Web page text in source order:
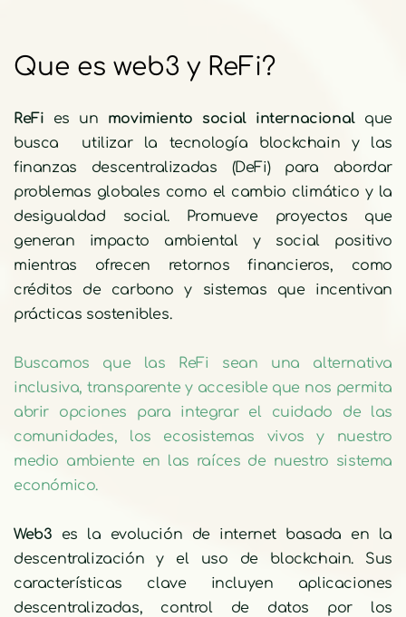
Que es web3 y ReFi?
ReFi es un movimiento social internacional que
busca  utilizar la tecnología blockchain y las
finanzas descentralizadas (DeFi) para abordar
problemas globales como el cambio climático y la
desigualdad social. Promueve proyectos que
generan impacto ambiental y social positivo
mientras ofrecen retornos financieros, como
créditos de carbono y sistemas que incentivan
prácticas sostenibles.
Buscamos que las ReFi sean una alternativa
inclusiva, transparente y accesible que nos permita
abrir opciones para integrar el cuidado de las
comunidades, los ecosistemas vivos y nuestro
medio ambiente en las raíces de nuestro sistema
económico.
Web3 es la evolución de internet basada en la
descentralización y el uso de blockchain. Sus
características clave incluyen aplicaciones
descentralizadas, control de datos por los